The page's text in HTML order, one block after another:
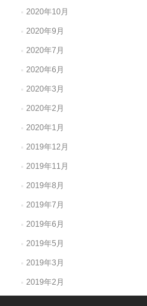
2020年10月
2020年9月
2020年7月
2020年6月
2020年3月
2020年2月
2020年1月
2019年12月
2019年11月
2019年8月
2019年7月
2019年6月
2019年5月
2019年3月
2019年2月